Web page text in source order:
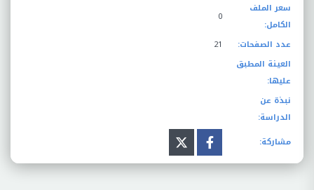
سعر الملف
الكامل:
0
عدد الصفحات:
21
العينة المطبق
عليها:
نبذة عن
الدراسة:
مشاركة: